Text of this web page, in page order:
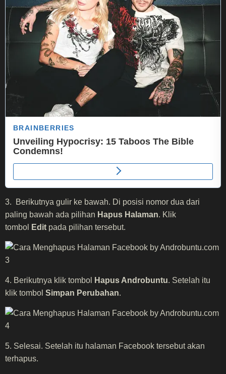
​​3. Berikutnya gulir ke bawah. Di posisi nomor dua dari
paling bawah ada pilihan Hapus Halaman. Klik
tombol
Edit pada pilihan tersebut.​​
​​4. Berikutnya klik tombol Hapus Androbuntu. Setelah itu
klik tombol Simpan Perubahan.​​
​​5. Selesai. Setelah itu halaman Facebook tersebut akan
terhapus.​​